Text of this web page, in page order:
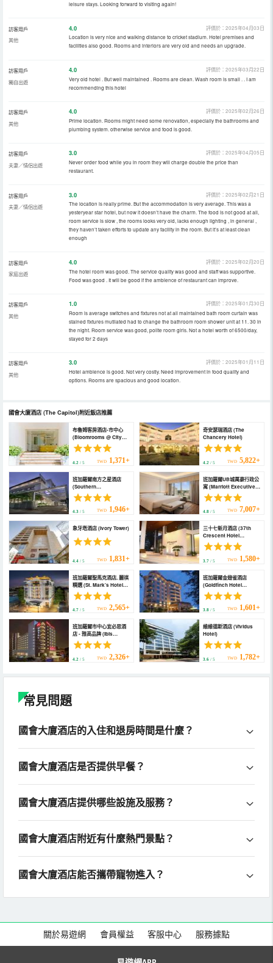
leisure stays. Looking forward to visiting again!
訪客用戶
其他
4.0
評價於：2025年04月03日
Location is very nice and walking distance to cricket stadium. Hotel premises and
facilities also good. Rooms and interiors are very old and needs an upgrade.
訪客用戶
獨自出遊
4.0
評價於：2025年03月22日
Very old hotel . But well maintained . Rooms are clean. Wash room is small . . I am
recommending this hotel
訪客用戶
其他
4.0
評價於：2025年02月26日
Prime location. Rooms might need some renovation, especially the bathrooms and
plumbing system. otherwise service and food is good.
訪客用戶
夫妻／情侶出遊
3.0
評價於：2025年04月05日
Never order food while you in room they will charge double the price than
restaurant.
訪客用戶
夫妻／情侶出遊
3.0
評價於：2025年02月21日
The location is really prime. But the accommodation is very average. This was a
yesteryear star hotel, but now it doesn’t have the charm. The food is not good at all,
room service is slow , the rooms looks very old, lacks enough lighting , in general ,
they haven’t taken efforts to update any facility in the room. But it’s at least clean
enough
訪客用戶
家庭出遊
4.0
評價於：2025年02月20日
The hotel room was good. The service quality was good and staff was supportive.
Food was good . It will be good if the ambience of restaurant can improve.
訪客用戶
其他
1.0
評價於：2025年01月30日
Room is average switches and fixtures not at all maintained bath room curtain was
stained fixtures mutilated had to change the bathroom room shower unit at 11. 30 in
the night. Room service was good, polite room girls. Not a hotel worth of 6500/day,
stayed for 2 days
訪客用戶
其他
3.0
評價於：2025年01月11日
Hotel ambience is good. Not very costly. Need improvement in food quality and
options. Rooms are spacious and good location.
國會大廈酒店(The Capitol)附近飯店推薦
布魯姆客房酒店-市中心
(Bloomrooms @ City
Centre)
4.2 / 5 TWD 1,371+
奇安瑟瑞酒店 (The
Chancery Hotel)
4.2/ 5 TWD 5,822+
班加羅爾南方之星酒店
(Southern
Star,Bangalore)
4.3 / 5 TWD 1,946+
班加羅爾UB城萬豪行政公
寓 (Marriott Executive
Apartments Bengaluru
UB City)
4.8/ 5 TWD 7,007+
象牙塔酒店 (Ivory Tower)
4.4 / 5 TWD 1,831+
三十七新月酒店 (37th
Crescent Hotel
Bengaluru)
3.7/ 5 TWD 1,580+
班加羅爾聖馬克酒店, 麗祺
精選 (St. Mark’s Hotel
Bengaluru, a member of
Radisson Individuals)
4.7 / 5 TWD 2,565+
班加羅爾金翅雀酒店
(Goldfinch Hotel
Bangalore)
3.8/ 5 TWD 1,601+
班加羅爾市中心宜必思酒
店 - 雅高品牌 (Ibis
Bengaluru City Centre -
An Accor Brand)
4.2 / 5 TWD 2,326+
維維德斯酒店 (Vividus
Hotel)
3.6/ 5 TWD 1,782+
常見問題
國會大廈酒店的入住和退房時間是什麼？
國會大廈酒店是否提供早餐？
國會大廈酒店提供哪些設施及服務？
國會大廈酒店附近有什麼熱門景點？
國會大廈酒店能否攜帶寵物進入？
關於易遊網 會員權益 客服中心 服務據點